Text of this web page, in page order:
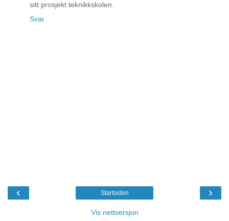
sitt prosjekt teknikkskolen.
Svar
‹ ›
Startsiden
Vis nettversjon